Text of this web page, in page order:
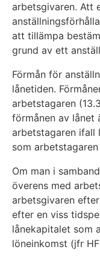
arbetsgivaren. Att
att tillämpa
grund av ett
Förmån för
lånetiden.
arbetstagaren
förmånen av
arbetstagaren ifall
som arbetstagaren
Om man i
överens med
arbetsgivaren
efter en viss
lånekapitalet som
löneinkomst (jfr